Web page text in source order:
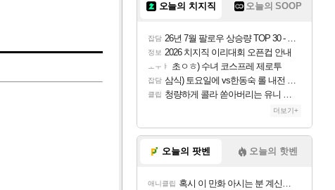
오늘의 치지직 오늘의 SOOP
잡담 26년 7월 팔로우 상승량 TOP 30 - 월간 치지직
정보 2026 치지직 이리대회 오픈컵 안내
ㅗㅜㅑ 초ㅇㅎ) 수녀 코스프레 제로투
잡담 삼식) 토요일에 vs한동숙 롤 내전 예정
클립 청량하게 콜라 쏟아버리는 유니 ㅋㅋㅋ
더보기+
오늘의 팟벤 오늘의 핫벤
애니클립 혹시 이 만화 아시는 분 계신가요